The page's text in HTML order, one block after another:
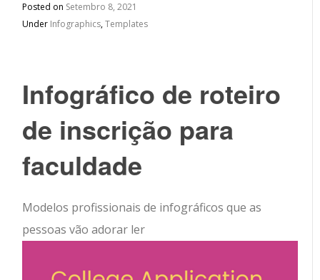
Posted on Setembro 8, 2021
Under Infographics,Templates
Infográfico de roteiro
de inscrição para
faculdade
Modelos profissionais de infográficos que as
pessoas vão adorar ler